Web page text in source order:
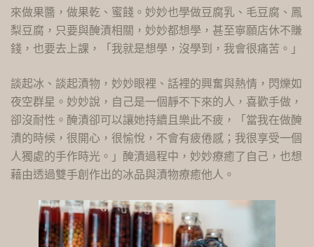
來做果醬，做果乾、蜜餞。妙妙也學做豆腐乳、毛豆腐、鳳
梨豆腐，只要與醃漬相關，妙妙都想學，甚至寧願店休不賺
錢，也要去上課，「我就是想學，沒學到，我會很痛苦。」
談起冰、談起漬物，妙妙眼裡、話裡的興奮與熱情，閃爍如
夜空群星。妙妙說，自己是一個靜不下來的人，喜歡手做，
卻沒耐性。醃漬卻可以讓她持續且樂此不疲，「當我在做醃
漬的時候，很開心，很愉悅，不會有疲倦感；我很享受一個
人獨處的手作時光。」醃漬過程中，妙妙療癒了自己，也想
藉由透過雙手創作出的冰品與漬物療癒他人。